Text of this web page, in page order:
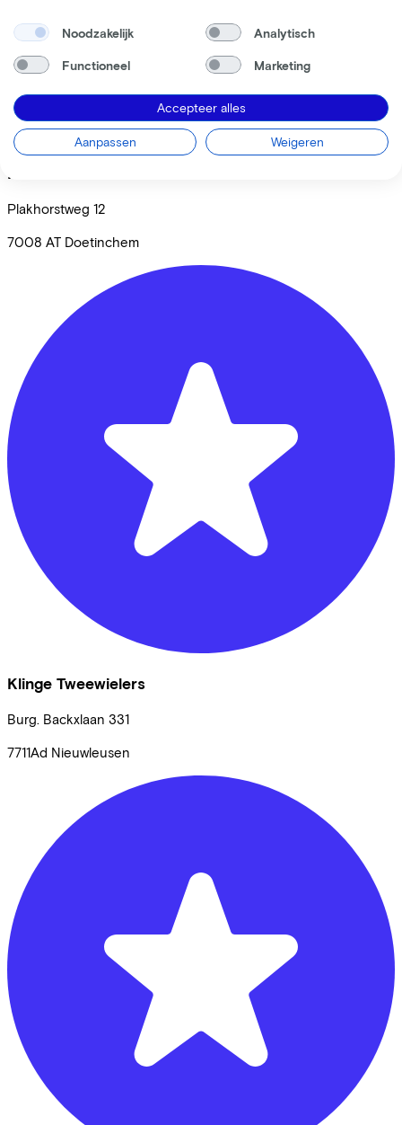
Fluit Tweewielers
Plakhorstweg 12
7008 AT Doetinchem
Klinge Tweewielers
Burg. Backxlaan 331
7711Ad Nieuwleusen
Noodzakelijk Analytisch
Functioneel Marketing
Accepteer alles
Aanpassen Weigeren